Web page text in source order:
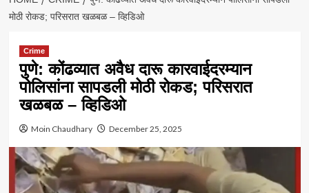
मोठी रोकड; परिसरात खळबळ – व्हिडिओ
Crime
पुणे: कोंढव्यात अवैध दारू कारवाईदरम्यान
पोलिसांना सापडली मोठी रोकड; परिसरात
खळबळ – व्हिडिओ
Moin Chaudhary December 25, 2025